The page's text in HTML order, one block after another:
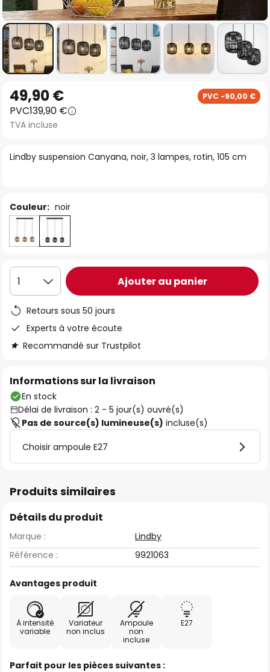
to
the
beginning
the
Lindby suspension Canyana, noir, 3 lampes, rotin, 105 cm
49,90 € PVC -90,00 €
PVC139,90 €
TVA incluse
Couleur: noir
1 Ajouter au panier
Retours sous 50 jours
Experts à votre écoute
Recommandé sur Trustpilot
Informations sur la livraison
En stock
Délai de livraison : 2 - 5 jour(s) ouvré(s)
Pas de source(s) lumineuse(s) incluse(s)
Choisir ampoule E27
Produits similaires
Détails du produit
Marque :
Lindby
Référence :
9921063
Avantages produit
À intensité
variable
Variateur
non inclus
Ampoule
non
incluse
E27
Parfait pour les pièces suivantes :